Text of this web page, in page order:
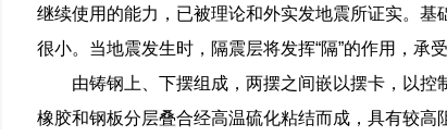
继续使用的能力，已被理论和外实发地震所证实。基
很小。当地震发生时，隔震层将发挥“隔”的作用，承
由铸钢上、下摆组成，两摆之间嵌以摆卡，以
橡胶和钢板分层叠合经高温硫化粘结而成，具有较高